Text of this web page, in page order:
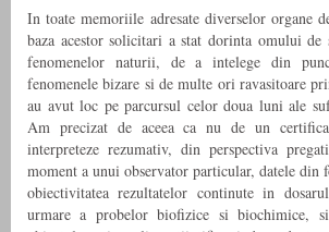
In toate memoriile adresate diverselor organe
baza acestor solicitari a stat dorinta omului de
fenomenelor naturii, de a intelege din
fenomenele bizare si de multe ori ravasitoare
au avut loc pe parcursul celor doua luni ale
Am precizat de aceea ca nu de un
interpreteze rezumativ, din perspectiva
moment a unui observator particular, datele din
obiectivitatea rezultatelor continute in
urmare a probelor biofizice si biochimice,